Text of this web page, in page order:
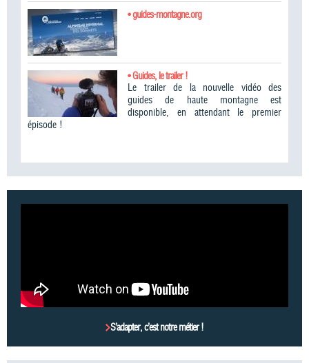
• guides-montagne.org
• Guides, le trailer !
Le trailer de la nouvelle vidéo des
guides de haute montagne est
disponible, en attendant le premier
épisode !
S’adapter, c’est notre métier !